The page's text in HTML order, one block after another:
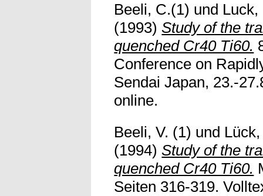
Beeli, C.(1) und
(1993)Study of the
quenched Cr40 Ti60.
Conference on
Sendai Japan, 23.-
online.
Beeli, V. (1) und
(1994)Study of the
quenched Cr40 Ti60.
Seiten 316-319.